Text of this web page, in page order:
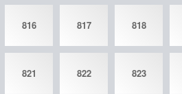
816 817 818
821 822 823